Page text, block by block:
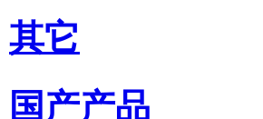
其它
国产产品